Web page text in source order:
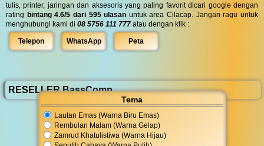
Tema
Lautan Emas (Warna Biru Emas)
Rembulan Malam (Warna Gelap)
Zamrud Khatulistiwa (Warna Hijau)
tulis, printer, jaringan dan aksesoris yang paling favorit dicari google dengan
rating bintang 4.6/5 dari 595 ulasan untuk area Cilacap. Jangan ragu untuk
menghubungi kami di 08 5756 111 777 atau dengan klik :
Telepon WhatsApp Peta
RESELLER BassComp